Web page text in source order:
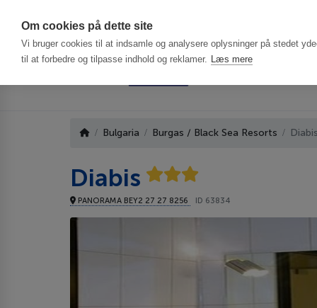
Om cookies på dette site
Vi bruger cookies til at indsamle og analysere oplysninger på stedet
til at forbedre og tilpasse indhold og reklamer. Læs mere
Bulgaria Burgas / Black Sea Resorts
Diabis
PANORAMA BEY2 27 27 8256 ID 63834